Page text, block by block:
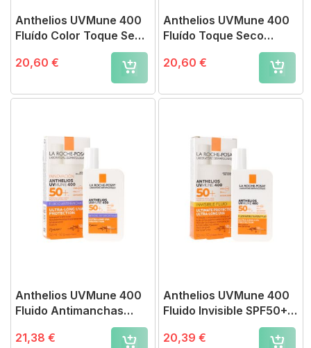
Anthelios UVMune 400
Fluído Color Toque Seco
20,60 €
Anthelios UVMune 400
Fluído Toque Seco
20,60 €
Anthelios UVMune 400
Fluido Antimanchas
21,38 €
Anthelios UVMune 400
Fluido Invisible SPF50+
Sin Perfume 50ml
20,39 €